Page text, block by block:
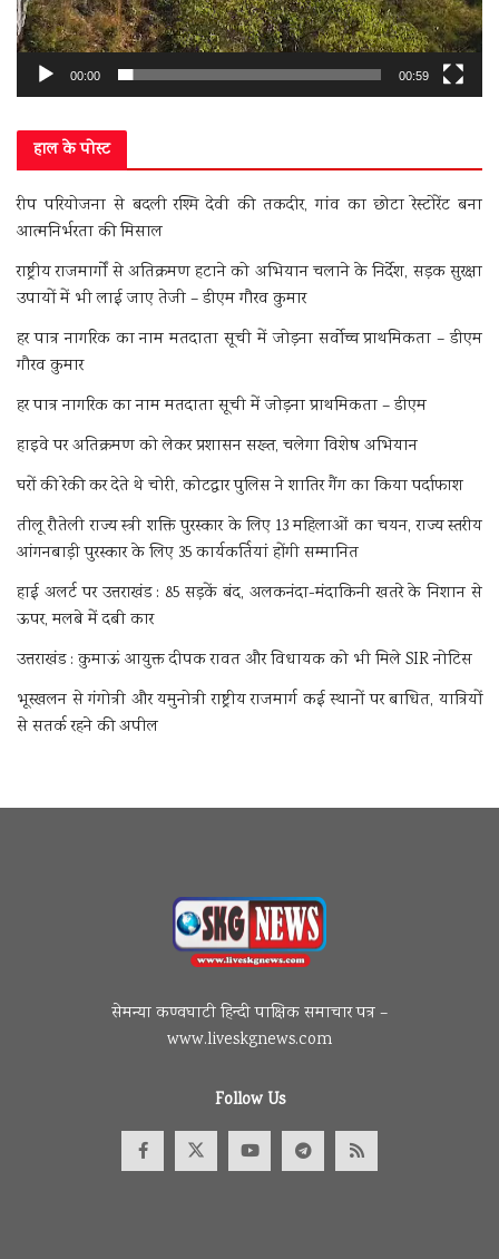
00:00 00:59
हाल के पोस्ट
रीप परियोजना से बदली रश्मि देवी की तकदीर, गांव का छोटा रेस्टोरेंट बना
आत्मनिर्भरता की मिसाल
राष्ट्रीय राजमार्गों से अतिक्रमण हटाने को अभियान चलाने के निर्देश, सड़क सुरक्षा
उपायों में भी लाई जाए तेजी – डीएम गौरव कुमार
हर पात्र नागरिक का नाम मतदाता सूची में जोड़ना सर्वोच्च प्राथमिकता – डीएम
गौरव कुमार
हर पात्र नागरिक का नाम मतदाता सूची में जोड़ना प्राथमिकता – डीएम
हाइवे पर अतिक्रमण को लेकर प्रशासन सख्त, चलेगा विशेष अभियान
घरों की रेकी कर देते थे चोरी, कोटद्वार पुलिस ने शातिर गैंग का किया पर्दाफाश
तीलू रौतेली राज्य स्त्री शक्ति पुरस्कार के लिए 13 महिलाओं का चयन, राज्य स्तरीय
आंगनबाड़ी पुरस्कार के लिए 35 कार्यकर्तियां होंगी सम्मानित
हाई अलर्ट पर उत्तराखंड : 85 सड़कें बंद, अलकनंदा-मंदाकिनी खतरे के निशान से
ऊपर, मलबे में दबी कार
उत्तराखंड : कुमाऊं आयुक्त दीपक रावत और विधायक को भी मिले SIR नोटिस
भूस्खलन से गंगोत्री और यमुनोत्री राष्ट्रीय राजमार्ग कई स्थानों पर बाधित, यात्रियों
से सतर्क रहने की अपील
सेमन्या कण्वघाटी हिन्दी पाक्षिक समाचार पत्र –
www.liveskgnews.com
Follow Us